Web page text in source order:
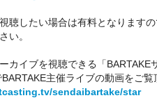
聴したい場合は有料となります
い。
カイブを視聴できる「BARTAKE
主催ライブの動画をご覧
sendaibartake/star